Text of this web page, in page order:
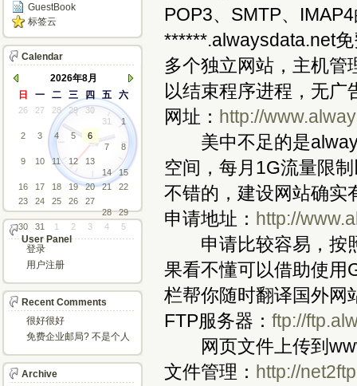
POP3、SMTP、
******.alwaysdata.net
多个独立网站，主机管
以结束程序进程，无广
网址： http://
美中不足的是
空间，每月1G流量限
不错的，建设网站确实
申请地址： http://
申请比较容易，按照
果看不懂可以借助使用
栏帮你随时翻译国外网
FTP服务器： ftp://
网页文件上传到
文件管理： http://
GuestBook
标签云
Calendar
2026年8月
日
一 二 三 四 五 六
26 27 28 29
30
31
1
2
3 4 5
6
7
8
9
10 11 12
13
14
15
16
17 18 19 20 21
22
23
24 25 26
27
28
29
30
31 1 2 3 4 5
User Panel
登录
用户注册
Recent Comments
很好很好
免费企业邮局? 不是个人
Archive